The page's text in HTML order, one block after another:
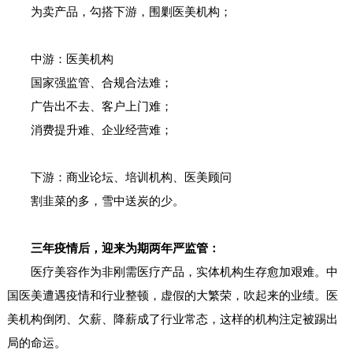
为卖产品，勾搭下游，围剿医美机构；
中游：医美机构
国家强监管、合规合法难；
广告出不去、客户上门难；
消费提升难、企业经营难；
下游：商业论坛、培训机构、医美顾问
割韭菜的多，雪中送炭的少。
三年疫情后，迎来为期两年严监管：
医疗美容作为非刚需医疗产品，实体机构生存愈加艰难。中
国医美遭遇疫情和行业整顿，虚假的大繁荣，吹起来的业绩。医
美机构倒闭、欠薪、降薪成了行业常态，这样的机构注定被踢出
局的命运。